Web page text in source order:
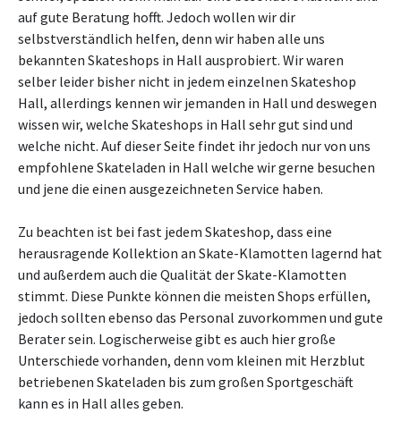
auf gute Beratung hofft. Jedoch wollen wir dir
selbstverständlich helfen, denn wir haben alle uns
bekannten Skateshops in Hall ausprobiert. Wir waren
selber leider bisher nicht in jedem einzelnen Skateshop
Hall, allerdings kennen wir jemanden in Hall und deswegen
wissen wir, welche Skateshops in Hall sehr gut sind und
welche nicht. Auf dieser Seite findet ihr jedoch nur von uns
empfohlene Skateladen in Hall welche wir gerne besuchen
und jene die einen ausgezeichneten Service haben.
Zu beachten ist bei fast jedem Skateshop, dass eine
herausragende Kollektion an Skate-Klamotten lagernd hat
und außerdem auch die Qualität der Skate-Klamotten
stimmt. Diese Punkte können die meisten Shops erfüllen,
jedoch sollten ebenso das Personal zuvorkommen und gute
Berater sein. Logischerweise gibt es auch hier große
Unterschiede vorhanden, denn vom kleinen mit Herzblut
betriebenen Skateladen bis zum großen Sportgeschäft
kann es in Hall alles geben.